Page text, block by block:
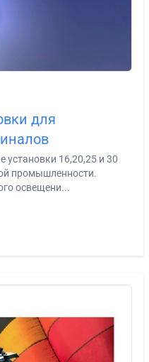
для
установки 16,20,25 и 30
промышленности.
освещени...